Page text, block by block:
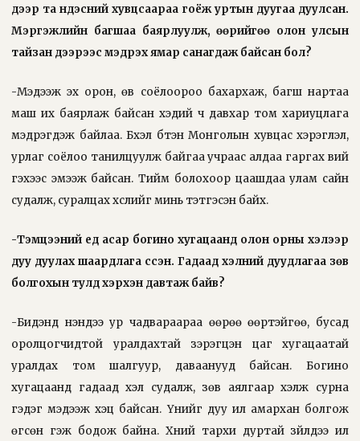
дээр та үндэсний хувцсаараа гоёж уртын дуугаа дуулсан.
Мэргэжлийн багшаа баяр­луулж, өөрийгөө олон улсын
тайзан дээрээс мэдрэх ямар санагдаж байсан бол?
-Мэдээж эх орон, өв соёлоороо бахархаж, багш нартаа
маш их баярлаж байсан хэдий ч давхар том хариуцлага
мэдрэгдэж байлаа. Бүхэл бүтэн Монголын хувцас хэрэглэл,
урлаг соёлоо танилцуулж байгаа учраас алдаа гаргах вий
гэхээс эмээж байсан. Тийм болохоор цаашдаа улам сайн
судалж, суралцах хүслийг минь тэтгэсэн байх.
-Тэмцээний үед асар богино хугацаанд олон орны хэлээр
дуу дуулах шаардлага үүссэн. Гадаад хэлний дуудлагаа зөв
болгохын тулд хэрхэн давтаж байв?
-Бидэнд үнэндээ ур чадвараараа өөрөө өөртэйгөө, бусад
оролцогчидтой уралдахтай зэрэгцэн цаг хугацаатай
уралдах том шалгуур, даваанууд байсан. Богино
хугацаанд гадаад хэл судалж, зөв аялгаар хэлж сурна
гэдэг мэдээж хэцүү байсан. Үүнийг дуу илүү амархан болгож
өгсөн гэж бодож байна. Хүний тархи дуртай зүйлдээ илүү